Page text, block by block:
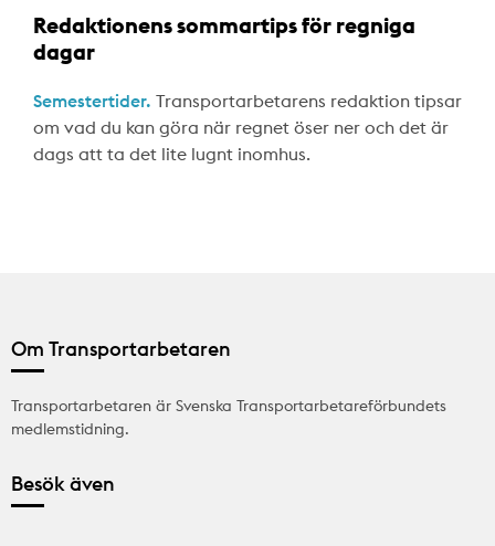
Redaktionens sommartips för regniga
dagar
Semestertider. Transportarbetarens redaktion tipsar
om vad du kan göra när regnet öser ner och det är
dags att ta det lite lugnt inomhus.
Om Transportarbetaren
Transportarbetaren är Svenska Transportarbetareförbundets
medlemstidning.
Besök även